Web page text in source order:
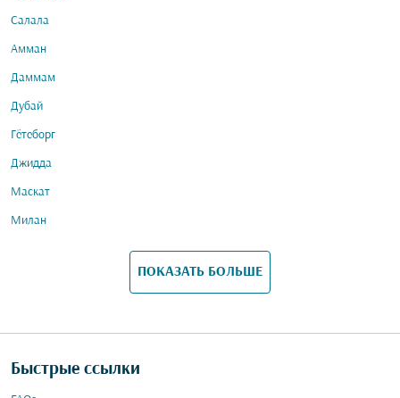
Салала
Амман
Даммам
Дубай
Гётеборг
Джидда
Маскат
Милан
ПОКАЗАТЬ БОЛЬШЕ
Быстрые ссылки